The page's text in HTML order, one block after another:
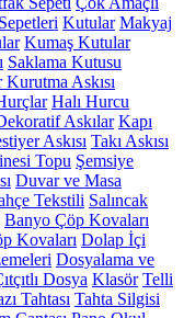
Kutular Makyaj
Kumaş Kutular
Saklama Kutusu
Kurutma Askısı
Halı Hurcu
Askılar Kapı
Askısı Takı Askısı
Topu Şemsiye
Duvar ve Masa
Tekstili Salıncak
Banyo Çöp Kovaları
Kovaları Dolap İçi
Dosyalama ve
Dosya Klasör Telli
Tahtası Tahta Silgisi